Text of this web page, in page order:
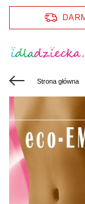
Strona główna